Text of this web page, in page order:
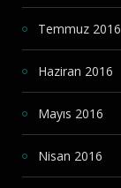
Temmuz 2016
Haziran 2016
Mayıs 2016
Nisan 2016